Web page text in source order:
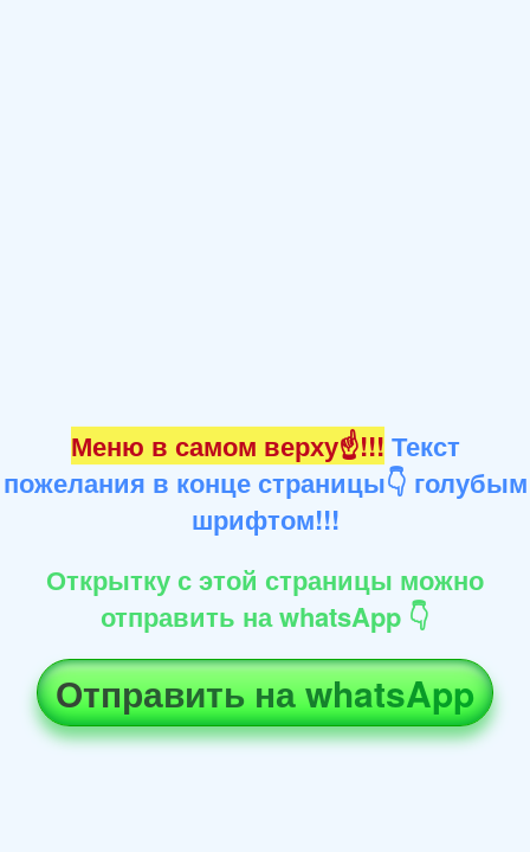
Меню в самом верху☝!!! Текст
пожелания в конце страницы👇 голубым
шрифтом!!!
Открытку с этой страницы можно
отправить на whatsApp 👇
Отправить на whatsApp